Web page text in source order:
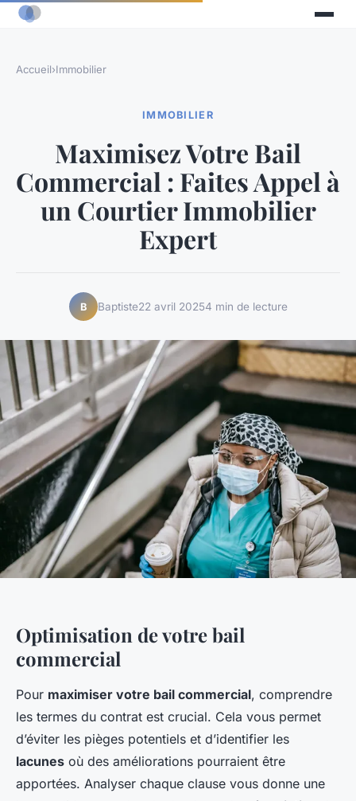
Accueil›Immobilier
IMMOBILIER
Maximisez Votre Bail
Commercial : Faites Appel à
un Courtier Immobilier
Expert
B Baptiste22 avril 20254 min de lecture
Optimisation de votre bail
commercial
Pour maximiser votre bail commercial, comprendre
les termes du contrat est crucial. Cela vous permet
d’éviter les pièges potentiels et d’identifier les
lacunes où des améliorations pourraient être
apportées. Analyser chaque clause vous donne une